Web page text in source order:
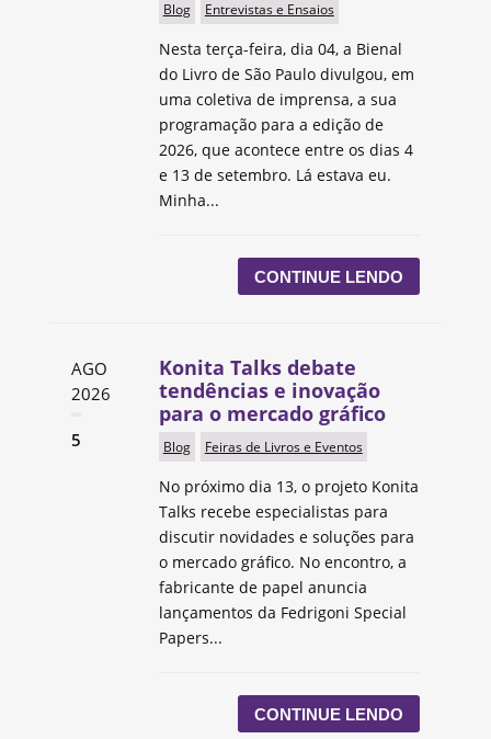
Blog Entrevistas e Ensaios
Nesta terça-feira, dia 04, a Bienal
do Livro de São Paulo divulgou, em
uma coletiva de imprensa, a sua
programação para a edição de
2026, que acontece entre os dias 4
e 13 de setembro. Lá estava eu.
Minha...
CONTINUE LENDO
AGO
2026
5
Konita Talks debate
tendências e inovação
para o mercado gráfico
Blog Feiras de Livros e Eventos
No próximo dia 13, o projeto Konita
Talks recebe especialistas para
discutir novidades e soluções para
o mercado gráfico. No encontro, a
fabricante de papel anuncia
lançamentos da Fedrigoni Special
Papers...
CONTINUE LENDO